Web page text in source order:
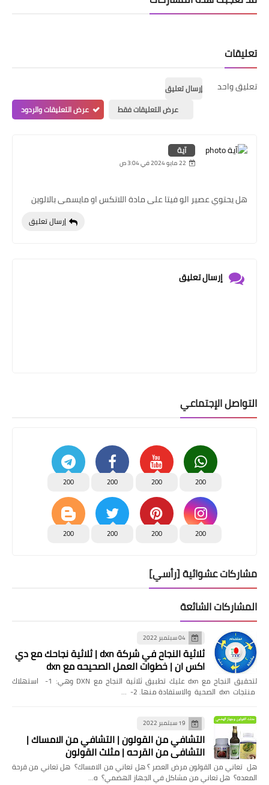
تعليقات
تعليق واحد
إرسال تعليق
عرض التعليقات فقط
عرض التعليقات والردود
آية
22 مايو 2024 في 3:04 ص
هل يحتوي عصير الو فيتا على مادة اللاتكس او مايسمى بالالوين
إرسال تعليق
إرسال تعليق
التواصل الإجتماعي
200
200
200
200
200
200
200
200
مشاركات عشوائية [رأسي]
المشاركات الشائعة
04 سبتمبر 2022
ثلاثية النجاح في شركة dxn | ثلاثية نجاحك مع دي
اكس ان | خطوات العمل الصحيحه مع dxn
لتحقيق النجاح مع dxn عليك تطبيق ثلاثية النجاح مع DXN وهي: 1- استهلاك
منتجات dxn الصحية والاستفادة منها. 2- …
19 سبتمبر 2022
التشافي من القولون | التشافي من الامساك |
التشافي من القرحه | مثلث القولون
هل تعاني من القولون مرض العصر ؟ هل تعاني من الامساك؟ هل تعاني من قرحة
المعده؟ هل تعاني من مشاكل في الجهاز الهضمي؟ ه…